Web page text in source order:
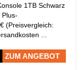
1TB Schwarz
Plus-
(Preisvergleich:
...
ZUM ANGEBOT